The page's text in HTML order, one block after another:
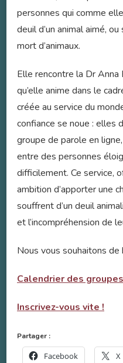
personnes qui comme
deuil d’un animal aimé,
mort d’animaux.
Elle rencontre la Dr Anna
qu’elle anime dans le
créée au service du
confiance se noue : elles
groupe de parole en
entre des personnes
difficilement. Ce service,
ambition d’apporter une
souffrent d’un deuil
et l’incompréhension de
Nous vous souhaitons
Calendrier des
Inscrivez-vous vite !
Partager :
Facebook X